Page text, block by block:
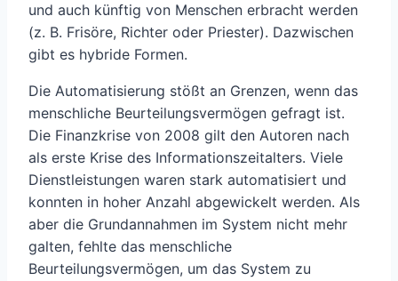
und auch künftig von Menschen erbracht werden
(z. B. Frisöre, Richter oder Priester). Dazwischen
gibt es hybride Formen.
Die Automatisierung stößt an Grenzen, wenn das
menschliche Beurteilungsvermögen gefragt ist.
Die Finanzkrise von 2008 gilt den Autoren nach
als erste Krise des Informationszeitalters. Viele
Dienstleistungen waren stark automatisiert und
konnten in hoher Anzahl abgewickelt werden. Als
aber die Grundannahmen im System nicht mehr
galten, fehlte das menschliche
Beurteilungsvermögen, um das System zu